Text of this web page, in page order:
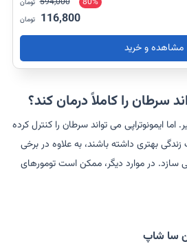
تومان
116,800 تومان
مشاهده و خرید
سرطان را کاملاً درمان کند؟
ایمونوتراپی می تواند سرطان را کنترل کرده
زندگی بهتری داشته باشند، به علاوه در برخی
سازد. در موارد دیگر، ممکن است تومورهای
سا شاپ